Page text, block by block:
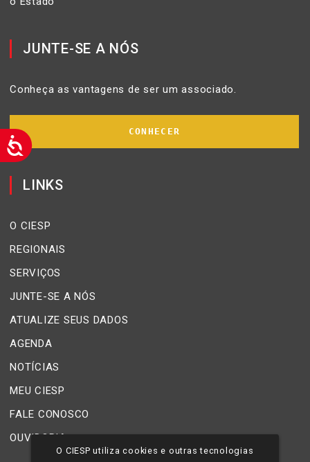
JUNTE-SE A NÓS
Conheça as vantagens de ser um associado.
CONHECER
LINKS
O CIESP
REGIONAIS
SERVIÇOS
JUNTE-SE A NÓS
ATUALIZE SEUS DADOS
AGENDA
NOTÍCIAS
MEU CIESP
FALE CONOSCO
OUVIDORIA
O CIESP utiliza cookies e outras tecnologias